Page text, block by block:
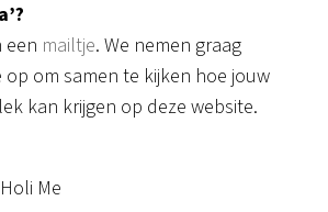
een mailtje. We nemen graag
om samen te kijken hoe jouw
kan krijgen op deze website.
Me